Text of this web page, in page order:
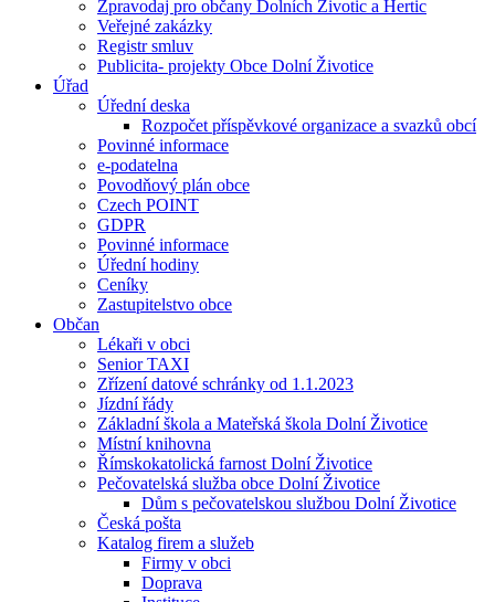
Zpravodaj pro občany Dolních Životic a Hertic
Veřejné zakázky
Registr smluv
Publicita- projekty Obce Dolní Životice
Úřad
Úřední deska
Rozpočet příspěvkové organizace a svazků obcí
Povinné informace
e-podatelna
Povodňový plán obce
Czech POINT
GDPR
Povinné informace
Úřední hodiny
Ceníky
Zastupitelstvo obce
Občan
Lékaři v obci
Senior TAXI
Zřízení datové schránky od 1.1.2023
Jízdní řády
Základní škola a Mateřská škola Dolní Životice
Místní knihovna
Římskokatolická farnost Dolní Životice
Pečovatelská služba obce Dolní Životice
Dům s pečovatelskou službou Dolní Životice
Česká pošta
Katalog firem a služeb
Firmy v obci
Doprava